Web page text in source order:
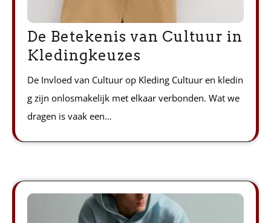
De Betekenis van Cultuur in
Kledingkeuzes
De Invloed van Cultuur op Kleding Cultuur en kledin
g zijn onlosmakelijk met elkaar verbonden. Wat we
dragen is vaak een…